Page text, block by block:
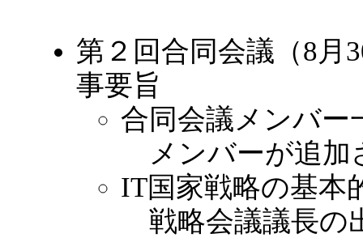
第２回合同会議（8
事要旨
合同会議メンバー
メンバーが追加
IT国家戦略の基本
戦略会議議長の